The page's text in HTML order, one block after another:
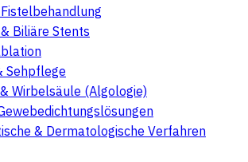
Biliäre Stents
Sehpflege
Wirbelsäule (Algologie)
& Dermatologische Verfahren